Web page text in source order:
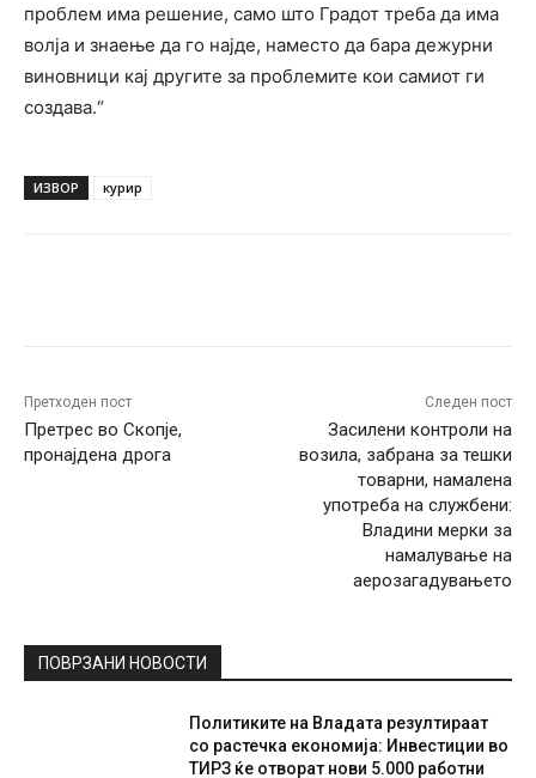
проблем има решение, само што Градот треба да има
волја и знаење да го најде, наместо да бара дежурни
виновници кај другите за проблемите кои самиот ги
создава.“
ИЗВОР курир
Претходен пост
Претрес во Скопје,
пронајдена дрога
Следен пост
Засилени контроли на
возила, забрана за тешки
товарни, намалена
употреба на службени:
Владини мерки за
намалување на
аерозагадувањето
ПОВРЗАНИ НОВОСТИ
Политиките на Владата резултираат
со растечка економија: Инвестиции во
ТИРЗ ќе отворат нови 5.000 работни